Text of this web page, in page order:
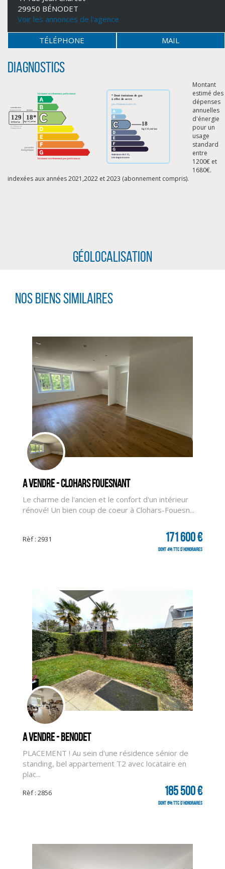
CLIQUER ICI POUR AGRANDIR
CLIQUER ICI POUR AGRANDIR
29950 BÉNODET
Voir les annonces de l'agence
TÉLÉPHONE MAIL
Diagnostics
Montant
estimé des
dépenses
annuelles
d'énergie
pour un
usage
standard
entre
1200€ et
1680€.
indexées aux années 2021,2022 et 2023 (abonnement compris).
Géolocalisation
Nos biens similaires
A vendre - CLOHARS FOUESNANT
Le charme de l'ancien et le confort d'un intérieur
rénové! Un bien coup de coeur à Clohars-Fouesn...
Rèf : 2931 171 600 €
dont 4% TTC d'honoraires
A vendre - BENODET
PLACEMENT ! Au sein d'une résidence sénior de
standing, bel appartement T2 avec locataire en
plac...
Rèf : 2856 185 500 €
dont 6% TTC d'honoraires